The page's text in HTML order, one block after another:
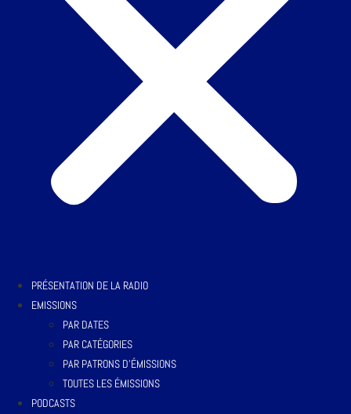
PRÉSENTATION DE LA RADIO
EMISSIONS
PAR DATES
PAR CATÉGORIES
PAR PATRONS D’ÉMISSIONS
TOUTES LES ÉMISSIONS
PODCASTS